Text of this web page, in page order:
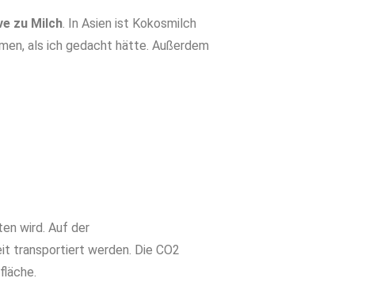
zu Milch. In Asien ist Kokosmilch
als ich gedacht hätte. Außerdem
wird. Auf der
transportiert werden. Die CO2